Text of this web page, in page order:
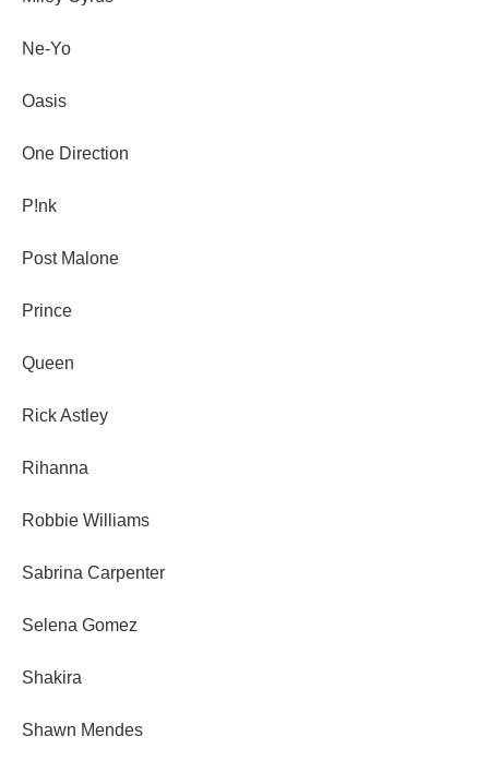
Ne-Yo
Oasis
One Direction
P!nk
Post Malone
Prince
Queen
Rick Astley
Rihanna
Robbie Williams
Sabrina Carpenter
Selena Gomez
Shakira
Shawn Mendes